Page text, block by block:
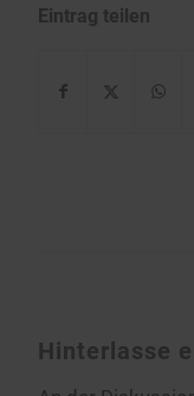
Eintrag teilen
Hinterlasse